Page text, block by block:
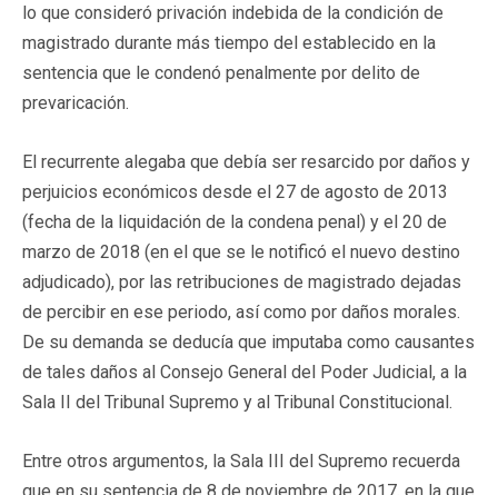
lo que consideró privación indebida de la condición de
magistrado durante más tiempo del establecido en la
sentencia que le condenó penalmente por delito de
prevaricación.
El recurrente alegaba que debía ser resarcido por daños y
perjuicios económicos desde el 27 de agosto de 2013
(fecha de la liquidación de la condena penal) y el 20 de
marzo de 2018 (en el que se le notificó el nuevo destino
adjudicado), por las retribuciones de magistrado dejadas
de percibir en ese periodo, así como por daños morales.
De su demanda se deducía que imputaba como causantes
de tales daños al Consejo General del Poder Judicial, a la
Sala II del Tribunal Supremo y al Tribunal Constitucional.
Entre otros argumentos, la Sala III del Supremo recuerda
que en su sentencia de 8 de noviembre de 2017, en la que